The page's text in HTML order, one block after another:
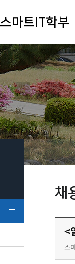
스마트IT학부
채
<
스